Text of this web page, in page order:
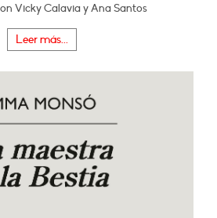
Vicky Calavia y Ana Santos
Leer más...